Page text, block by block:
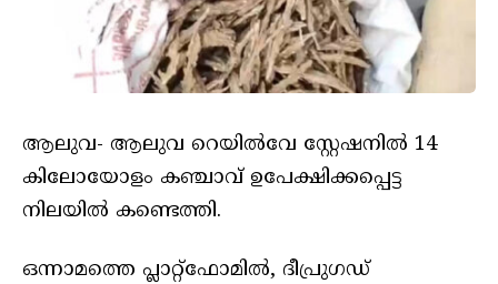
ആലുവ- ആലുവ റെയിൽവേ സ്റ്റേഷനിൽ 14
കിലോയോളം കഞ്ചാവ് ഉപേക്ഷിക്കപ്പെട്ട
നിലയിൽ കണ്ടെത്തി.
ഒന്നാമത്തെ പ്ലാറ്റ്ഫോമിൽ, ദീപ്രുഗഡ്